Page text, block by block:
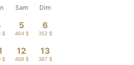
Sam Dim
$
5
464 $
6
352 $
$
12
468 $
13
367 $